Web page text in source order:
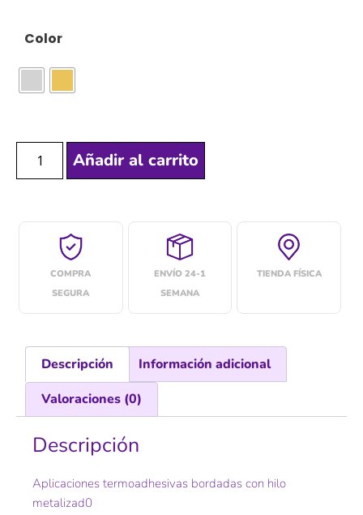
Color
Añadir al carrito
COMPRA
SEGURA
ENVÍO 24-1
SEMANA
TIENDA FÍSICA
Descripción
Información adicional
Valoraciones (0)
Descripción
Aplicaciones termoadhesivas bordadas con hilo
metalizad0